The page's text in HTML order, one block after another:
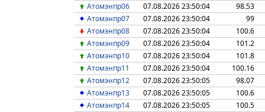
Атомэнпр06
07.08.2026 23:50:04
98.53
Атомэнпр07
07.08.2026 23:50:04
99
Атомэнпр08
07.08.2026 23:50:04
100.6
Атомэнпр09
07.08.2026 23:50:04
101.2
Атомэнпр10
07.08.2026 23:50:04
101.8
Атомэнпр11
07.08.2026 23:50:04
100.16
Атомэнпр12
07.08.2026 23:50:05
98.07
Атомэнпр13
07.08.2026 23:50:05
100.6
Атомэнпр14
07.08.2026 23:50:05
100.5